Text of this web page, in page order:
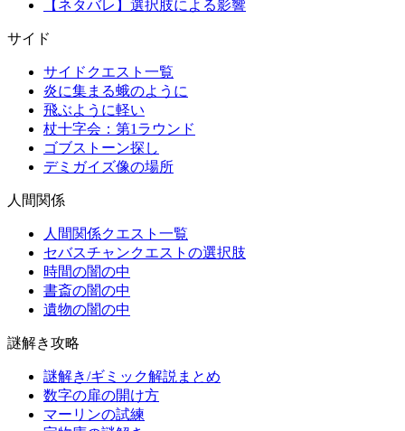
【ネタバレ】選択肢による影響
サイド
サイドクエスト一覧
炎に集まる蛾のように
飛ぶように軽い
杖十字会：第1ラウンド
ゴブストーン探し
デミガイズ像の場所
人間関係
人間関係クエスト一覧
セバスチャンクエストの選択肢
時間の闇の中
書斎の闇の中
遺物の闇の中
謎解き攻略
謎解き/ギミック解説まとめ
数字の扉の開け方
マーリンの試練